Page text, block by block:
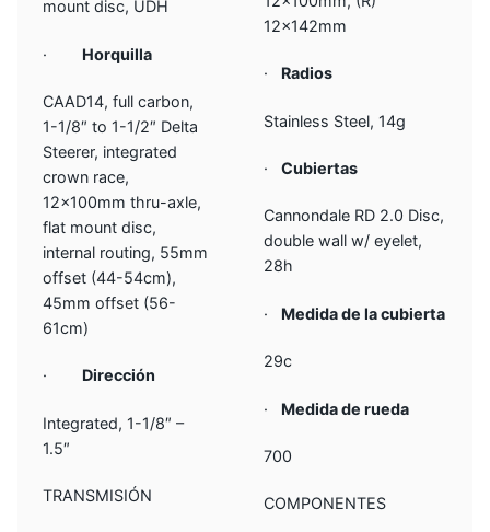
mount disc, UDH
· Horquilla
CAAD14, full carbon,
1-1/8″ to 1-1/2″ Delta
Steerer, integrated
crown race,
12x100mm thru-axle,
flat mount disc,
internal routing, 55mm
offset (44-54cm),
45mm offset (56-
61cm)
· Dirección
Integrated, 1-1/8″ –
1.5″
TRANSMISIÓN
12x142mm
· Radios
Stainless Steel, 14g
·Cubiertas
Cannondale RD 2.0 Disc,
double wall w/ eyelet,
28h
· Medida de la cubierta
29c
· Medida de rueda
700
COMPONENTES